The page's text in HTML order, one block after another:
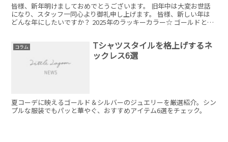
皆様、新年明けましておめでとうございます。 旧年中は大変お世話
になり、スタッフ一同心より御礼申し上げます。 皆様、新しい年は
どんな年にしたいですか？ 2025年のラッキーカラー☆ ゴールドとグ
コラム
Tシャツスタイルを格上げするネ
ックレス6選
夏コーデに映えるゴールド＆シルバーのジュエリーを厳選紹介。シン
プルな服装でもパッと華やぐ、おすすめアイテム6選をチェック。